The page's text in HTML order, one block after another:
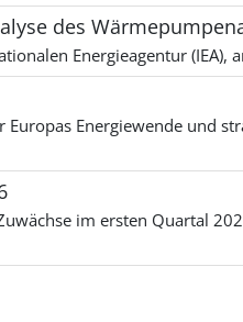
des
Energieagentur (IEA),
Energiewende und
im ersten Quartal